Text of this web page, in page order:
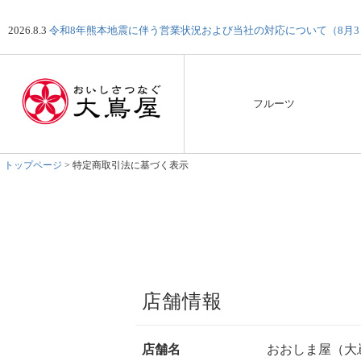
2026.8.3 令和8年熊本地震に伴う営業状況および当社の対応について（8月
フルーツ
トップページ 特定商取引法に基づく表示
店舗情報
店舗名 おおしま屋（大